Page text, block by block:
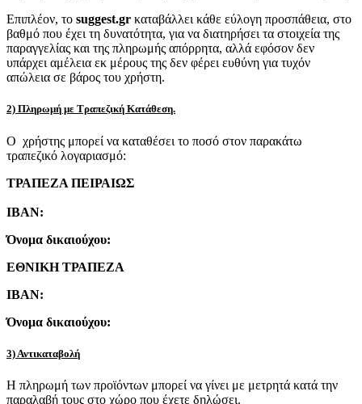
Επιπλέον, το suggest.gr καταβάλλει κάθε εύλογη προσπάθεια, στο
βαθμό που έχει τη δυνατότητα, για να διατηρήσει τα στοιχεία της
παραγγελίας και της πληρωμής απόρρητα, αλλά εφόσον δεν
υπάρχει αμέλεια εκ μέρους της δεν φέρει ευθύνη για τυχόν
απώλεια σε βάρος του χρήστη.
2) Πληρωμή με Τραπεζική Κατάθεση.
Ο χρήστης μπορεί να καταθέσει το ποσό στον παρακάτω
τραπεζικό λογαριασμό:
ΤΡΑΠΕΖΑ ΠΕΙΡΑΙΩΣ
IBAN:
Όνομα δικαιούχου:
ΕΘΝΙΚΗ ΤΡΑΠΕΖΑ
IBAN:
Όνομα δικαιούχου:
3) Αντικαταβολή
Η πληρωμή των προϊόντων μπορεί να γίνει με μετρητά κατά την
παραλαβή τους στο χώρο που έχετε δηλώσει.